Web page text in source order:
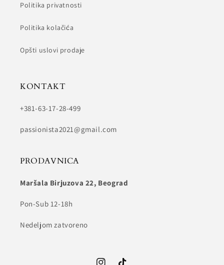
Politika privatnosti
Politika kolačića
Opšti uslovi prodaje
KONTAKT
+381-63-17-28-499
passionista2021@gmail.com
PRODAVNICA
Maršala Birjuzova 22, Beograd
Pon-Sub 12-18h
Nedeljom zatvoreno